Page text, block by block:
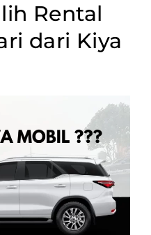
Rental
dari Kiya